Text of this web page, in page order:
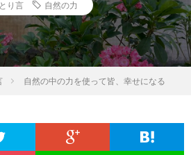
り言 自然の力
自然の中の力を使って皆、幸せになる